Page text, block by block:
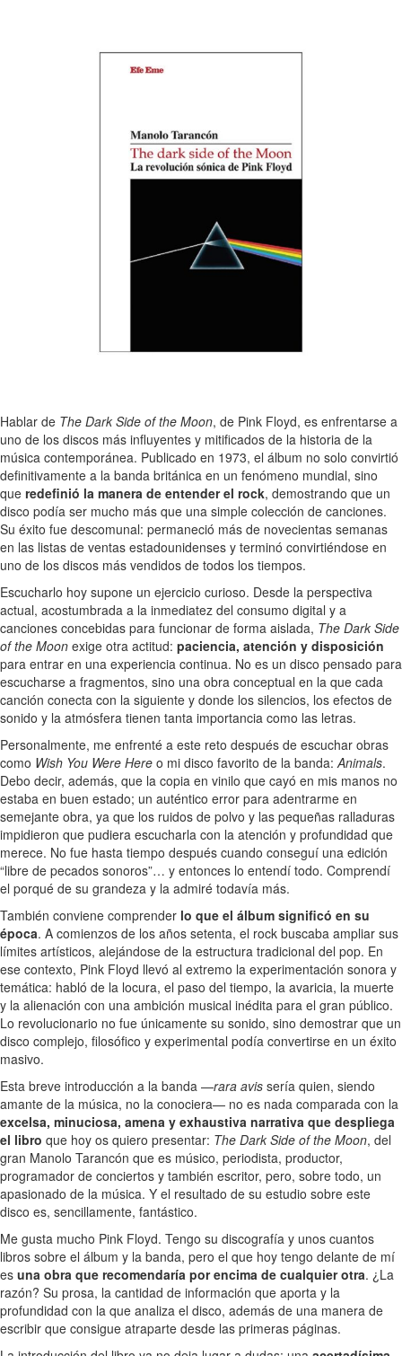
Hablar de The Dark Side of the Moon, de Pink Floyd, es enfrentarse a
uno de los discos más influyentes y mitificados de la historia de la
música contemporánea. Publicado en 1973, el álbum no solo convirtió
definitivamente a la banda británica en un fenómeno mundial, sino
que redefinió la manera de entender el rock, demostrando que un
disco podía ser mucho más que una simple colección de canciones.
Su éxito fue descomunal: permaneció más de novecientas semanas
en las listas de ventas estadounidenses y terminó convirtiéndose en
uno de los discos más vendidos de todos los tiempos.
Escucharlo hoy supone un ejercicio curioso. Desde la perspectiva
actual, acostumbrada a la inmediatez del consumo digital y a
canciones concebidas para funcionar de forma aislada, The Dark Side
of the Moon exige otra actitud: paciencia, atención y disposición
para entrar en una experiencia continua. No es un disco pensado para
escucharse a fragmentos, sino una obra conceptual en la que cada
canción conecta con la siguiente y donde los silencios, los efectos de
sonido y la atmósfera tienen tanta importancia como las letras.
Personalmente, me enfrenté a este reto después de escuchar obras
como Wish You Were Here o mi disco favorito de la banda: Animals.
Debo decir, además, que la copia en vinilo que cayó en mis manos no
estaba en buen estado; un auténtico error para adentrarme en
semejante obra, ya que los ruidos de polvo y las pequeñas ralladuras
impidieron que pudiera escucharla con la atención y profundidad que
merece. No fue hasta tiempo después cuando conseguí una edición
“libre de pecados sonoros”… y entonces lo entendí todo. Comprendí
el porqué de su grandeza y la admiré todavía más.
También conviene comprender lo que el álbum significó en su
época. A comienzos de los años setenta, el rock buscaba ampliar sus
límites artísticos, alejándose de la estructura tradicional del pop. En
ese contexto, Pink Floyd llevó al extremo la experimentación sonora y
temática: habló de la locura, el paso del tiempo, la avaricia, la muerte
y la alienación con una ambición musical inédita para el gran público.
Lo revolucionario no fue únicamente su sonido, sino demostrar que un
disco complejo, filosófico y experimental podía convertirse en un éxito
masivo.
Esta breve introducción a la banda —rara avis sería quien, siendo
amante de la música, no la conociera— no es nada comparada con la
excelsa, minuciosa, amena y exhaustiva narrativa que despliega
el libro que hoy os quiero presentar: The Dark Side of the Moon, del
gran Manolo Tarancón que es músico, periodista, productor,
programador de conciertos y también escritor, pero, sobre todo, un
apasionado de la música. Y el resultado de su estudio sobre este
disco es, sencillamente, fantástico.
Me gusta mucho Pink Floyd. Tengo su discografía y unos cuantos
libros sobre el álbum y la banda, pero el que hoy tengo delante de mí
es una obra que recomendaría por encima de cualquier otra. ¿La
razón? Su prosa, la cantidad de información que aporta y la
profundidad con la que analiza el disco, además de una manera de
escribir que consigue atraparte desde las primeras páginas.